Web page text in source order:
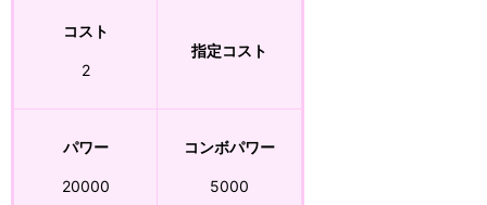
コスト
2
指定コスト
パワー
20000
コンボパワー
5000